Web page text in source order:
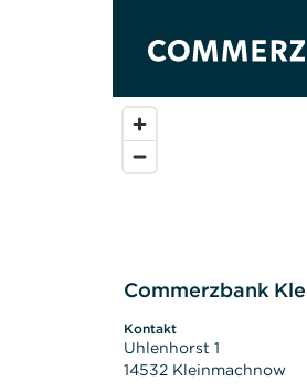
Commerzbank
Kontakt
Uhlenhorst 1
14532 Kleinmachnow